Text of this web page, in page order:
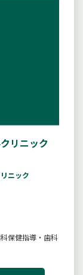
リニック
ニック
保健指導・歯科